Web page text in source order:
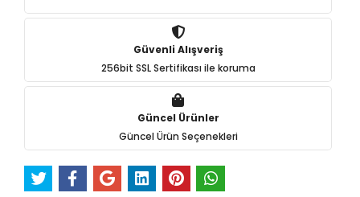
Güvenli Alışveriş
256bit SSL Sertifikası ile koruma
Güncel Ürünler
Güncel Ürün Seçenekleri